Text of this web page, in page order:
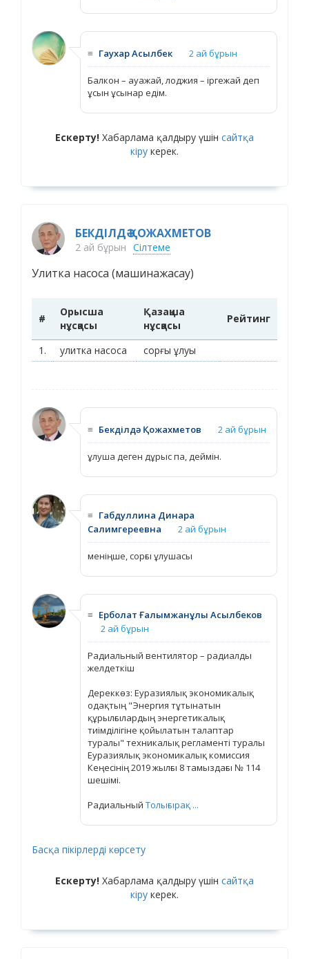
≡ Гаухар Асылбек 2 ай бұрын
Балкон – ауажай, лоджия – іргежай деп
ұсын ұсынар едім.
Ескерту! Хабарлама қалдыру үшін сайтқа
кіру керек.
БЕКДІЛДӘ ҚОЖАХМЕТОВ
2 ай бұрын Сілтеме
Улитка насоса (машинажасау)
#
Орысша
нұсқасы
Қазақша
нұсқасы
Рейтинг
1. улитка насоса сорғы ұлуы
≡ Бекділдә Қожахметов 2 ай бұрын
ұлуша деген дұрыс па, деймін.
≡ Габдуллина Динара
Салимгереевна
2 ай бұрын
меніңше, сорғы ұлушасы
≡ Ерболат Ғалымжанұлы Асылбеков
2 ай бұрын
Радиальный вентилятор – радиалды
желдеткіш
Дереккөз: Еуразиялық экономикалық
одақтың "Энергия тұтынатын
құрылғылардың энергетикалық
тиімділігіне қойылатын талаптар
туралы" техникалық регламенті туралы
Еуразиялық экономикалық комиссия
Кеңесінің 2019 жылғы 8 тамыздағы № 114
шешімі.
Радиальный Толығырақ ...
Басқа пікірлерді көрсету
Ескерту! Хабарлама қалдыру үшін сайтқа
кіру керек.